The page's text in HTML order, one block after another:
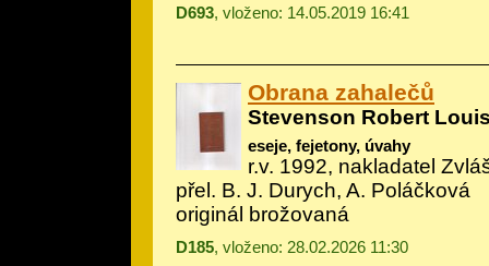
D693, vloženo: 14.05.2019 16:41
Obrana zahalečů
Stevenson Robert
eseje, fejetony, úvahy
r.v. 1992, nakladatel
přel. B. J. Durych, A. Poláčková
originál brožovaná
D185, vloženo: 28.02.2026 11:30